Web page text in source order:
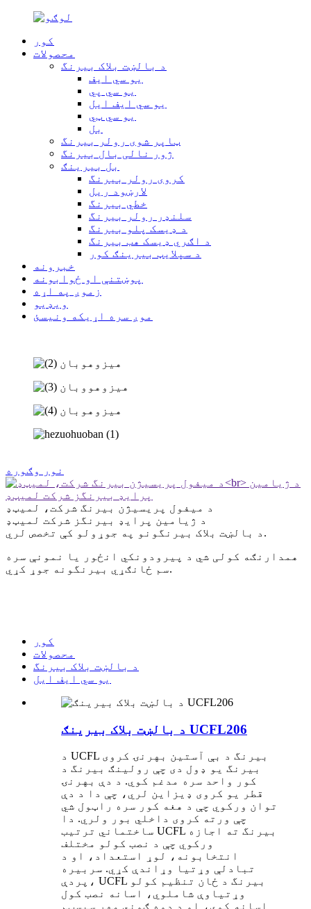
کور
محصولات
د بالښت بلاک بیرنگ
یو سي ایف
یو سي پي
یو سي ایف ایل
یو سي ټي
بل
ټاپر شوی رولر بیرنگ
ژور نالی بال بیرنگ
بل بیرینګ
کروی رولر بیرنگ
لارښود ریل
خطي بیرنگ
سلنډر رولر بیرنگ
د ډیسک پلو بیرنگ
د اګري ډیسک هب بیرنگ
د سپلایټ بیرینګ کور
خبرونه
پوښتنې او ځوابونه
زموږ په اړه
ویډیو
موږ سره اړیکه ونیسئ
نور وګوره
د میفول پریسیژن بیرنگ شرکت، لمیټډ
د ژیامین پرایډ بیرنگز شرکت لمیټډ
د بالښت بلاک بیرنگونو په جوړولو کې تخصص لري.
همدارنګه کولی شي د پیرودونکي انځور یا نمونې سره
سم ځانګړي بیرنگونه جوړ کړي.
کور
محصولات
د بالښت بلاک بیرنگ
یو سي ایف ایل
د بالښت بلاک بیرینګ UCFL206
د UCFL بیرنگ د بې آستین بهرنۍ کروی
بیرنگ یو ډول دی چې رولینګ بیرنگ د
کور واحد سره مدغم کوي. د دې بهرنۍ
قطر یو کروی ډیزاین لري، چې دا د دې
توان ورکوي چې د هغه کور سره راټول شي
چې ورته کروی داخلي بور ولري. دا
ساختماني ترتیب UCFL بیرنگ ته اجازه
ورکوي چې د نصب کولو مختلف
انتخابونه، لوړ استعداد، او د
تبادلې وړتیا وړاندې کړي. سربیره
پردې، UCFL بیرنگ د ځان تنظیم کولو
وړتیاوې شاملوي، اسانه نصب کول
اسانه کوي، او د دوه ګوني مهر سیسټم